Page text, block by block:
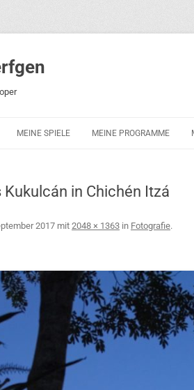
MEINE SPIELE
BLOCKS 2001
ROCKET RAGE
ROLLMORAD — GUHASE 2010
MEINE PROGRAMME
Kukulcán in Chichén Itzá
2017 mit 2048 × 1363 in Fotografie.